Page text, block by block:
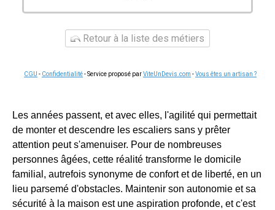
Retour à la liste des métiers
CGU - Confidentialité- Service proposé parViteUnDevis.com -Vous êtes un artisan ?
Les années passent, et avec elles, l'agilité qui permettait
de monter et descendre les escaliers sans y prêter
attention peut s'amenuiser. Pour de nombreuses
personnes âgées, cette réalité transforme le domicile
familial, autrefois synonyme de confort et de liberté, en un
lieu parsemé d'obstacles. Maintenir son autonomie et sa
sécurité à la maison est une aspiration profonde, et c'est